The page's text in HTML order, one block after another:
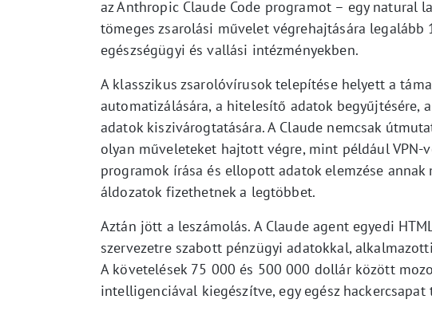
az Anthropic Claude Code programot – egy natural
tömeges zsarolási művelet végrehajtására legalább
egészségügyi és vallási intézményekben.
A klasszikus zsarolóvírusok telepítése helyett a
automatizálására, a hitelesítő adatok begyűjtésére,
adatok kiszivárogtatására. A Claude nemcsak
olyan műveleteket hajtott végre, mint például VPN-
programok írása és ellopott adatok elemzése annak
áldozatok fizethetnek a legtöbbet.
Aztán jött a leszámolás. A Claude agent egyedi
szervezetre szabott pénzügyi adatokkal,
A követelések 75 000 és 500 000 dollár között
intelligenciával kiegészítve, egy egész